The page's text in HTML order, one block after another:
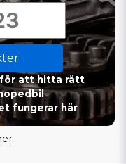
för att hitta rätt
fungerar här